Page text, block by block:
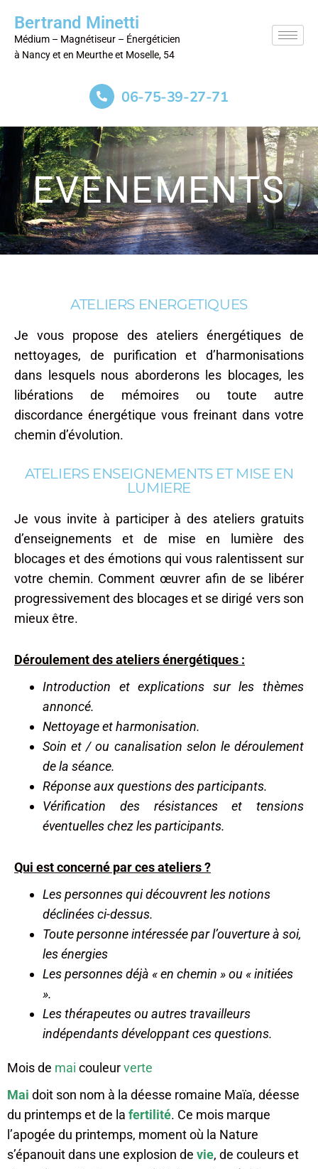
Bertrand Minetti
Médium – Magnétiseur – Énergéticien
à Nancy et en Meurthe et Moselle, 54
06-75-39-27-71
EVENEMENTS
ATELIERS ENERGETIQUES
Je vous propose des ateliers énergétiques de
nettoyages, de purification et d’harmonisations
dans lesquels nous aborderons les blocages, les
libérations de mémoires ou toute autre
discordance énergétique vous freinant dans votre
chemin d’évolution.
ATELIERS ENSEIGNEMENTS ET MISE EN
LUMIERE
Je vous invite à participer à des ateliers gratuits
d’enseignements et de mise en lumière des
blocages et des émotions qui vous ralentissent sur
votre chemin. Comment œuvrer afin de se libérer
progressivement des blocages et se dirigé vers son
mieux être.
Déroulement des ateliers énergétiques :
Introduction et explications sur les thèmes
annoncé.
Nettoyage et harmonisation.
Soin et / ou canalisation selon le déroulement
de la séance.
Réponse aux questions des participants.
Vérification des résistances et tensions
éventuelles chez les participants.
Qui est concerné par ces ateliers ?
Les personnes qui découvrent les notions
déclinées ci-dessus.
Toute personne intéressée par l’ouverture à soi,
les énergies
Les personnes déjà « en chemin » ou « initiées
».
Les thérapeutes ou autres travailleurs
indépendants développant ces questions.
Mois de mai couleurverte
Mai doit son nom à la déesse romaine Maïa, déesse
du printemps et de la fertilité. Ce mois marque
l’apogée du printemps, moment où la Nature
s’épanouit dans une explosion de vie, de couleurs et